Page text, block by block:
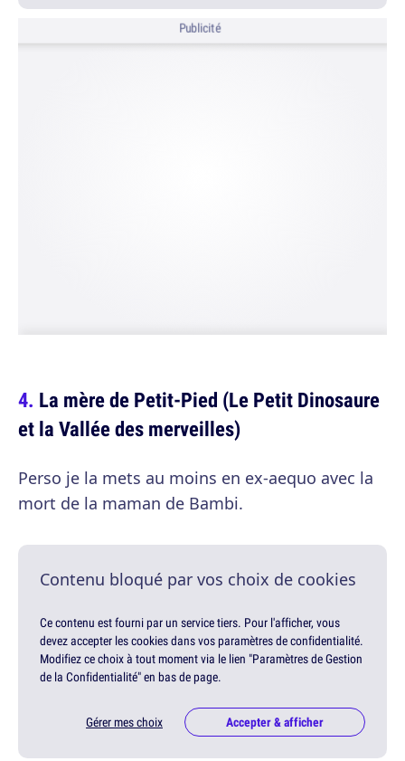
Publicité
La mère de Petit-Pied (Le Petit Dinosaure
et la Vallée des merveilles)
Perso je la mets au moins en ex-aequo avec la
mort de la maman de Bambi.
Contenu bloqué par vos choix de cookies
Ce contenu est fourni par un service tiers. Pour l'afficher, vous
devez accepter les cookies dans vos paramètres de confidentialité.
Modifiez ce choix à tout moment via le lien "Paramètres de Gestion
de la Confidentialité" en bas de page.
Gérer mes choix Accepter & afficher